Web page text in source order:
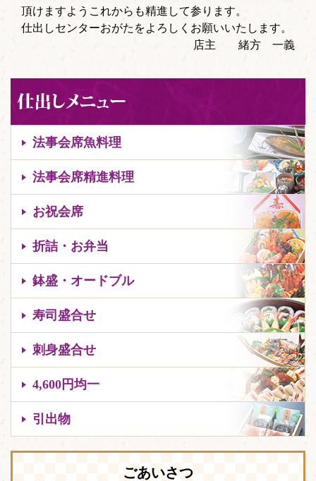
頂けますようこれからも精進して参ります。
仕出しセンターおがたをよろしくお願いいたします。
店主 緒方 一義
法事会席魚料理
法事会席精進料理
お祝会席
折詰・お弁当
鉢盛・オードブル
寿司盛合せ
刺身盛合せ
4,600円均一
引出物
ごあいさつ